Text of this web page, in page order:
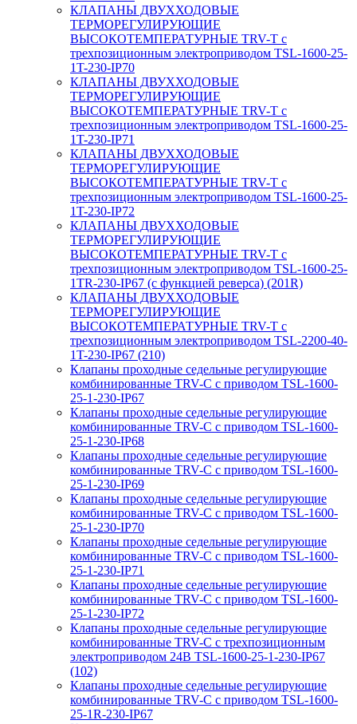
КЛАПАНЫ ДВУХХОДОВЫЕ
ТЕРМОРЕГУЛИРУЮЩИЕ
ВЫСОКОТЕМПЕРАТУРНЫЕ TRV-T с
трехпозиционным электроприводом TSL-1600-25-
1T-230-IP70
КЛАПАНЫ ДВУХХОДОВЫЕ
ТЕРМОРЕГУЛИРУЮЩИЕ
ВЫСОКОТЕМПЕРАТУРНЫЕ TRV-T с
трехпозиционным электроприводом TSL-1600-25-
1T-230-IP71
КЛАПАНЫ ДВУХХОДОВЫЕ
ТЕРМОРЕГУЛИРУЮЩИЕ
ВЫСОКОТЕМПЕРАТУРНЫЕ TRV-T с
трехпозиционным электроприводом TSL-1600-25-
1T-230-IP72
КЛАПАНЫ ДВУХХОДОВЫЕ
ТЕРМОРЕГУЛИРУЮЩИЕ
ВЫСОКОТЕМПЕРАТУРНЫЕ TRV-T с
трехпозиционным электроприводом TSL-1600-25-
1TR-230-IP67 (с функцией реверса) (201R)
КЛАПАНЫ ДВУХХОДОВЫЕ
ТЕРМОРЕГУЛИРУЮЩИЕ
ВЫСОКОТЕМПЕРАТУРНЫЕ TRV-T с
трехпозиционным электроприводом TSL-2200-40-
1T-230-IP67 (210)
Клапаны проходные седельные регулирующие
комбинированные TRV-С с приводом TSL-1600-
25-1-230-IP67
Клапаны проходные седельные регулирующие
комбинированные TRV-С с приводом TSL-1600-
25-1-230-IP68
Клапаны проходные седельные регулирующие
комбинированные TRV-С с приводом TSL-1600-
25-1-230-IP69
Клапаны проходные седельные регулирующие
комбинированные TRV-С с приводом TSL-1600-
25-1-230-IP70
Клапаны проходные седельные регулирующие
комбинированные TRV-С с приводом TSL-1600-
25-1-230-IP71
Клапаны проходные седельные регулирующие
комбинированные TRV-С с приводом TSL-1600-
25-1-230-IP72
Клапаны проходные седельные регулирующие
комбинированные TRV-С с трехпозиционным
электроприводом 24В TSL-1600-25-1-230-IP67
(102)
Клапаны проходные седельные регулирующие
комбинированные TRV-С с приводом TSL-1600-
25-1R-230-IP67